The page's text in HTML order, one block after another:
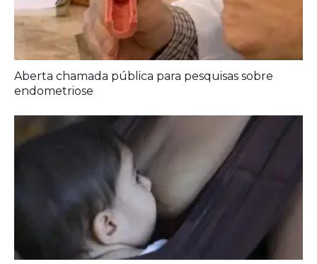
Aberta chamada pública para pesquisas sobre
endometriose